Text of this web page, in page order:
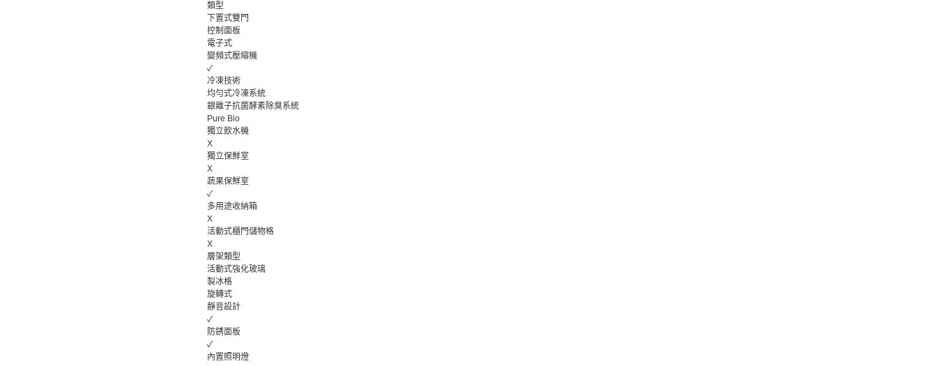
類型
下置式雙門
控制面板
電子式
變頻式壓縮機
✓
冷凍技術
均勻式冷凍系統
銀離子抗菌酵素除臭系統
Pure Bio
獨立飲水機
X
獨立保鮮室
X
蔬果保鮮室
✓
多用途收納箱
X
活動式櫃門儲物格
X
層架類型
活動式強化玻璃
製冰格
旋轉式
靜音設計
✓
防銹面板
✓
內置照明燈